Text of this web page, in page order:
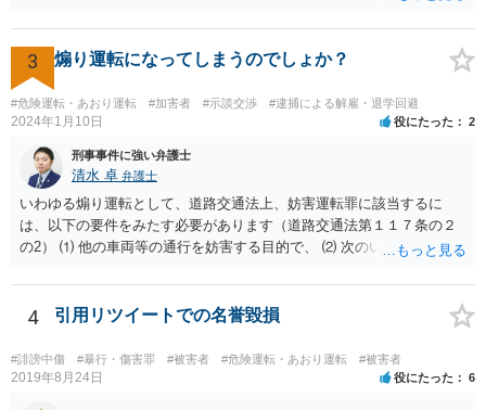
3 煽り運転になってしまうのでしょか？
#危険運転・あおり運転 #加害者 #示談交渉 #逮捕による解雇・退学回避
2024年1月10日 役にたった 2
刑事事件に強い弁護士
清水 卓 弁護士
いわゆる煽り運転として、道路交通法上、妨害運転罪に該当するに
は、以下の要件をみたす必要があります（道路交通法第１１７条の２
の2） ⑴ 他の車両等の通行を妨害する目的で、 ⑵ 次のいずれかに掲
させるおそれのある方法によるものをした者 ①通行区分違反（対向車
線にはみ出す） ②急ブレーキの禁止違反 ③車間距離不保持等 ④進路
変更禁止違反 ⑤追越し方法違反（危険な追い越し） ⑥減光等義務違反
（執ようなパッシング） ⑦警音器使用制限違反 ⑧安全運転義務違反
（幅寄せや蛇行運転） ⑨高速道路での低速走行（最低速度違反） ⑩高
4 引用リツイートでの名誉毀損
#誹謗中傷 #暴行・傷害罪 #被害者 #危険運転・あおり運転 #被害者
2019年8月24日 役にたった 6